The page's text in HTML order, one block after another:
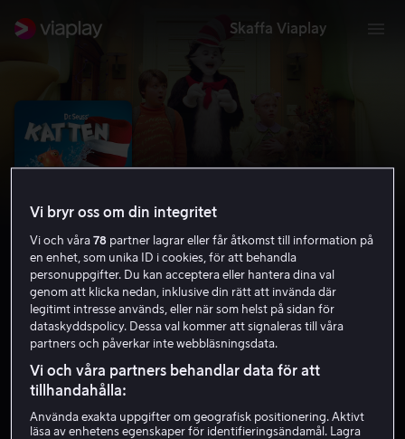
Skaffa Viaplay
Katten
Komedi 2003
Barntillåten
HD
Vi bryr oss om din integritet
Vi och våra78 partner lagrar eller får åtkomst till information på
en enhet, som unika ID i cookies, för att behandla
personuppgifter. Du kan acceptera eller hantera dina val
genom att klicka nedan, inklusive din rätt att invända där
legitimt intresse används, eller när som helst på sidan för
dataskyddspolicy. Dessa val kommer att signaleras till våra
partners och påverkar inte webbläsningsdata.
Vi och våra partners behandlar data för att
tillhandahålla:
Använda exakta uppgifter om geografisk positionering. Aktivt
läsa av enhetens egenskaper för identifieringsändamål. Lagra